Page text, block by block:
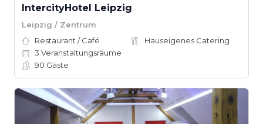
IntercityHotel Leipzig
Leipzig / Zentrum
Restaurant / Café
Hauseigenes Catering
3 Veranstaltungsräume
90 Gäste